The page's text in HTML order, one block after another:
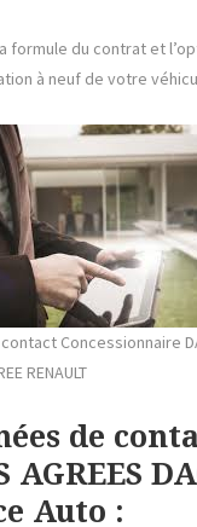
formule du contrat et
à neuf de votre
Concessionnaire
RENAULT
de
AGREES
Auto :